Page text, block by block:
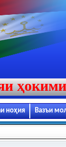
ноҳия Вазъи